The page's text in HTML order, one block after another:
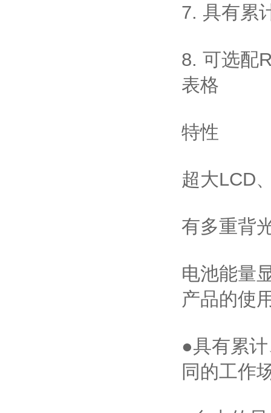
7. 具有累
8. 可选配
表格
特性
超大LCD
有多重背
电池能量
产品的使
●具有累
同的工作